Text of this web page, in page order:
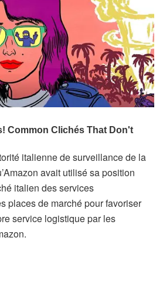
italienne de surveillance de la
avait utilisé sa position
italien des services
places de marché pour favoriser
service logistique par les